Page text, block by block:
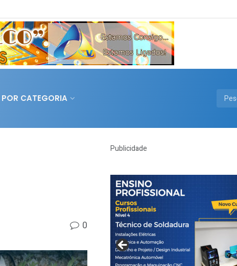
POR CATEGORIA
0
Publicidade